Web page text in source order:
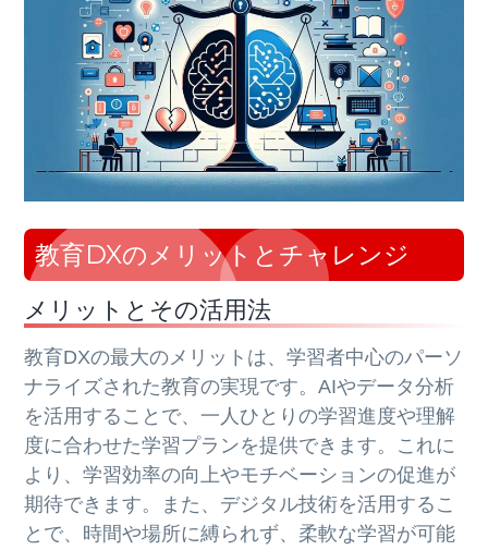
教育DXのメリットとチャレンジ
メリットとその活用法
教育DXの最大のメリットは、学習者中心のパーソ
ナライズされた教育の実現です。AIやデータ分析
を活用することで、一人ひとりの学習進度や理解
度に合わせた学習プランを提供できます。これに
より、学習効率の向上やモチベーションの促進が
期待できます。また、デジタル技術を活用するこ
とで、時間や場所に縛られず、柔軟な学習が可能